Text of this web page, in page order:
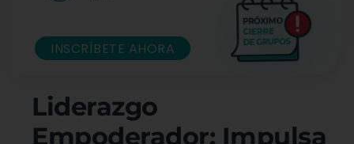
Liderazgo
Empoderador: Impulsa
INSCRÍBETE AHORA